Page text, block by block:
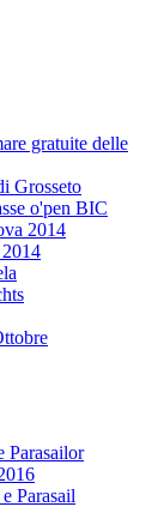
gratuite delle
Grosseto
o'pen BIC
2014
Parasailor
Parasail